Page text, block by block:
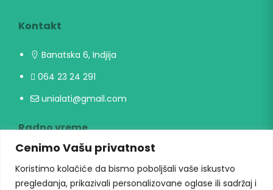
Cenimo Vašu privatnost
Koristimo kolačiće da bismo poboljšali vaše iskustvo
pregledanja, prikazivali personalizovane oglase ili sadržaj i
Kontakt
Banatska 6, Indjija
064 23 24 291
unialati@gmail.com
Radno vreme
Radni danima: 09h-17h
Vikendom ne radimo